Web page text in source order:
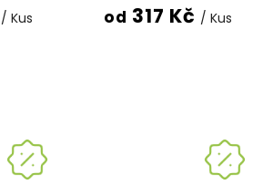
/ Kus od 317 Kč / Kus